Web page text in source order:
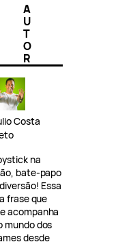
A
U
T
O
R
Costa
na
bate-papo
Essa
frase que
acompanha
mundo dos
desde